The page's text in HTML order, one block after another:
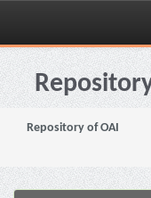
Skip
navigation
Repository of OAI